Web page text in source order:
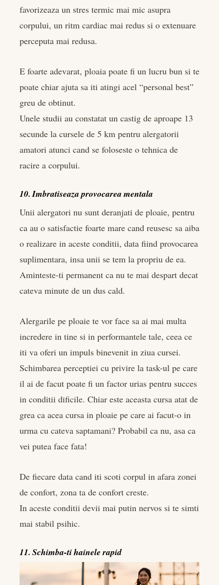
favorizeaza un stres termic mai mic asupra
corpului, un ritm cardiac mai redus si o extenuare
perceputa mai redusa.
E foarte adevarat, ploaia poate fi un lucru bun si te
poate chiar ajuta sa iti atingi acel “personal best”
greu de obtinut.
Unele studii au constatat un castig de aproape 13
secunde la cursele de 5 km pentru alergatorii
amatori atunci cand se foloseste o tehnica de
racire a corpului.
10. Imbratiseaza provocarea mentala
Unii alergatori nu sunt deranjati de ploaie, pentru
ca au o satisfactie foarte mare cand reusesc sa aiba
o realizare in aceste conditii, data fiind provocarea
suplimentara, insa unii se tem la propriu de ea.
Aminteste-ti permanent ca nu te mai despart decat
cateva minute de un dus cald.
Alergarile pe ploaie te vor face sa ai mai multa
incredere in tine si in performantele tale, ceea ce
iti va oferi un impuls binevenit in ziua cursei.
Schimbarea perceptiei cu privire la task-ul pe care
il ai de facut poate fi un factor urias pentru succes
in conditii dificile. Chiar este aceasta cursa atat de
grea ca acea cursa in ploaie pe care ai facut-o in
urma cu cateva saptamani? Probabil ca nu, asa ca
vei putea face fata!
De fiecare data cand iti scoti corpul in afara zonei
de confort, zona ta de confort creste.
In aceste conditii devii mai putin nervos si te simti
mai stabil psihic.
11. Schimba-ti hainele rapid